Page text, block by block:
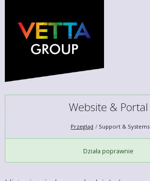
Website & Portal
Przegląd Support & Systems
Działa poprawnie